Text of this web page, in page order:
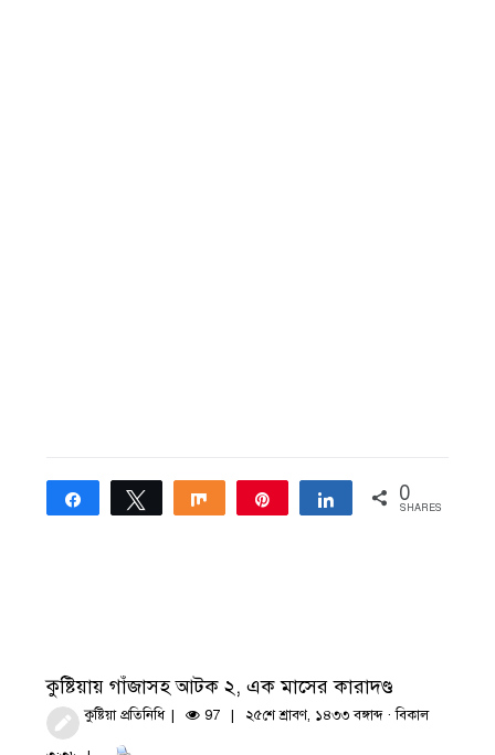
Share Tweet Share Share 0
SHARES
কুষ্টিয়ায় গাঁজাসহ আটক ২, এক মাসের কারাদণ্ড
কুষ্টিয়া প্রতিনিধি 97 ২৫শে শ্রাবণ, ১৪৩৩ বঙ্গাব্দ · বিকাল